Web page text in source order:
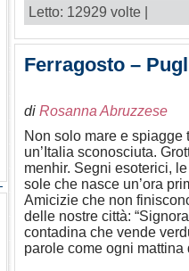
Letto: 12929 volte |
Ferragosto –
di Rosanna Abruzzese
Non solo mare e spiagge
un’Italia sconosciuta.
menhir. Segni esoterici,
sole che nasce un’ora
Amicizie che non
delle nostre città:
contadina che vende
parole come ogni mattina